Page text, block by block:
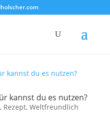
kannst du es nutzen?
, Rezept, Weltfreundlich